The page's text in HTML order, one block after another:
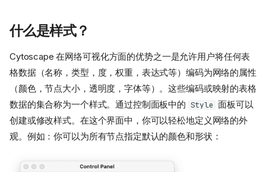
什么是样式？
Cytoscape 在网络可视化方面的优势之一是允许用户将任何表
格数据（名称，类型，度，权重，表达式等）编码为网络的属性
（颜色，节点大小，透明度，字体等）。这些编码或映射的表格
数据的集合称为一个样式。通过控制面板中的 Style 面板可以
创建或修改样式。在这个界面中，你可以轻松地定义网络的外
观。例如：你可以为所有节点指定默认的颜色和形状：